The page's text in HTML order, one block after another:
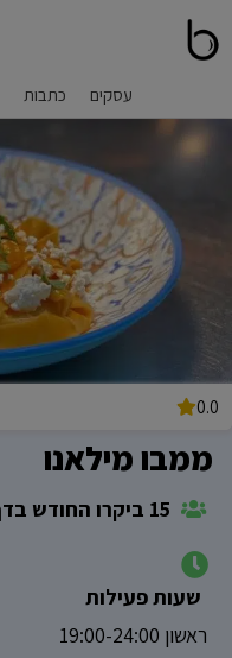
עסקים כתבות
0.0
ממבו מילאנו
שעות פעילות
ראשון 19:00-24:00